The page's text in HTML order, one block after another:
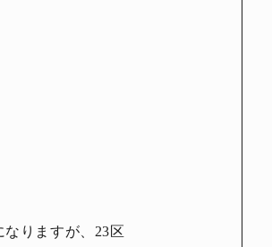
りますが、23区